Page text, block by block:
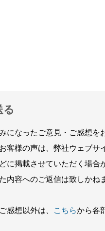
る
になったご意見・ご感想を
客様の声は、弊社ウェブサ
に掲載させていただく場合
内容へのご返信は致しかね
感想以外は、
こちらから各